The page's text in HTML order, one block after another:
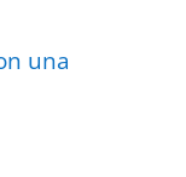
una